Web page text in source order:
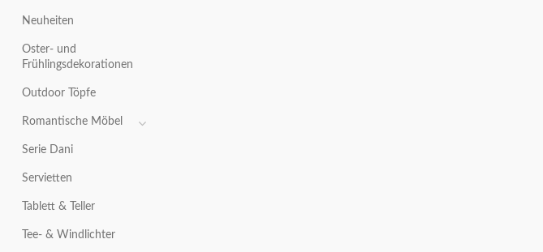
Neuheiten
Oster- und
Frühlingsdekorationen
Outdoor Töpfe
Romantische Möbel
Serie Dani
Servietten
Tablett & Teller
Tee- & Windlichter